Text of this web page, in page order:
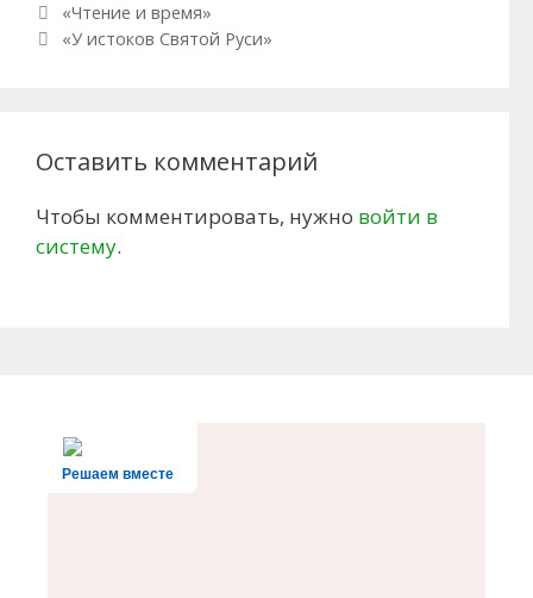
Навигация по записям
«Чтение и время»
«У истоков Святой Руси»
Оставить комментарий
Чтобы комментировать, нужно войти в
систему.
Решаем вместе